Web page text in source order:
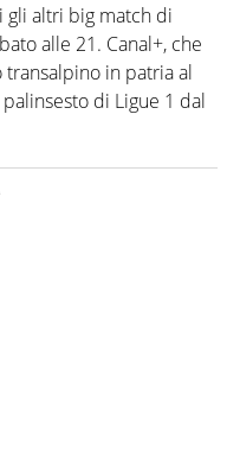
gli altri big match di
alle 21. Canal+, che
in patria al
di Ligue 1 dal